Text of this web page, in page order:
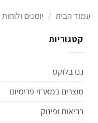
עמוד הבית / יומנים
קטגוריות
ננו בלוקס
מוצרים במארזי פרימיום
בריאות ופינוק